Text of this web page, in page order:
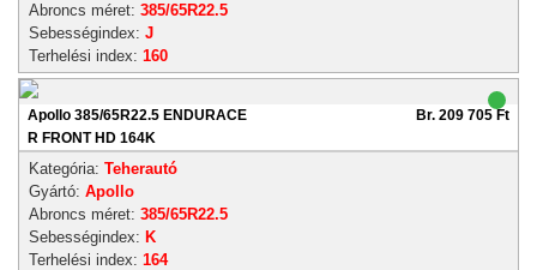
Abroncs méret: 385/65R22.5
Sebességindex: J
Terhelési index: 160
Apollo 385/65R22.5 ENDURACE
R FRONT HD 164K
Br. 209 705 Ft
Kategória: Teherautó
Gyártó: Apollo
Abroncs méret: 385/65R22.5
Sebességindex: K
Terhelési index: 164